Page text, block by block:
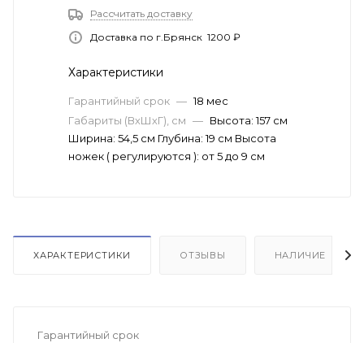
Рассчитать доставку
Доставка по г.Брянск 1200 ₽
Характеристики
Гарантийный срок — 18 мес
Габариты (ВхШхГ), см — Высота: 157 см
Ширина: 54,5 см Глубина: 19 см Высота
ножек ( регулируются ): от 5 до 9 см
ХАРАКТЕРИСТИКИ ОТЗЫВЫ НАЛИЧИЕ
Гарантийный срок